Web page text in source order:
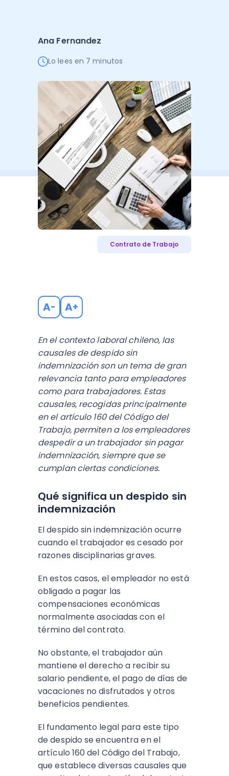
Ver todo
Ver TodoAna Fernandez
Lo lees en 7 minutos
Contrato de Trabajo
A- A+
En el contexto laboral chileno, las
causales de despido sin
indemnización son un tema de gran
relevancia tanto para empleadores
como para trabajadores. Estas
causales, recogidas principalmente
en el artículo 160 del Código del
Trabajo, permiten a los empleadores
despedir a un trabajador sin pagar
indemnización, siempre que se
cumplan ciertas condiciones.
Qué significa un despido sin
indemnización
El despido sin indemnización ocurre
cuando el trabajador es cesado por
razones disciplinarias graves.
En estos casos, el empleador no está
obligado a pagar las
compensaciones económicas
normalmente asociadas con el
término del contrato.
No obstante, el trabajador aún
mantiene el derecho a recibir su
salario pendiente, el pago de días de
vacaciones no disfrutados y otros
beneficios pendientes.
El fundamento legal para este tipo
de despido se encuentra en el
artículo 160 del Código del Trabajo,
que establece diversas causales que